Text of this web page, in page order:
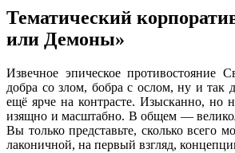
Тематический
или Демоны»
Извечное эпическое противостояние
добра со злом, бобра с ослом, ну и так
ещё ярче на контрасте. Изысканно, но
изящно и масштабно. В общем —
Вы только представьте, сколько всего
лаконичной, на первый взгляд,